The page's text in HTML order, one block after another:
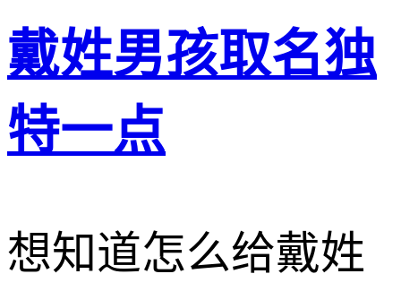
戴姓男孩取名独
特一点
想知道怎么给戴姓